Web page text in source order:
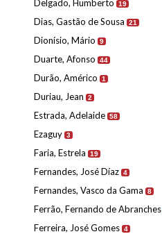
Delgado, Humberto 19
Dias, Gastão de Sousa 21
Dionísio, Mário 9
Duarte, Afonso 44
Durão, Américo 1
Duriau, Jean 2
Estrada, Adelaide 58
Ezaguy 3
Faria, Estrela 19
Fernandes, José Díaz 4
Fernandes, Vasco da Gama 8
Ferrão, Fernando de Abranches
Ferreira, José Gomes 4